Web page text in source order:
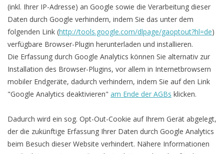
(inkl. Ihrer IP-Adresse) an Google sowie die Verarbeitung dieser
Daten durch Google verhindern, indem Sie das unter dem
folgenden Link (http://tools.google.com/dlpage/gaoptout?hl=de)
verfügbare Browser-Plugin herunterladen und installieren.
Die Erfassung durch Google Analytics können Sie alternativ zur
Installation des Browser-Plugins, vor allem in Internetbrowsern
mobiler Endgeräte, dadurch verhindern, indem Sie auf den Link
"Google Analytics deaktivieren" am Ende der AGBs klicken.
Dadurch wird ein sog. Opt-Out-Cookie auf Ihrem Gerät abgelegt,
der die zukünftige Erfassung Ihrer Daten durch Google Analytics
beim Besuch dieser Website verhindert. Nähere Informationen